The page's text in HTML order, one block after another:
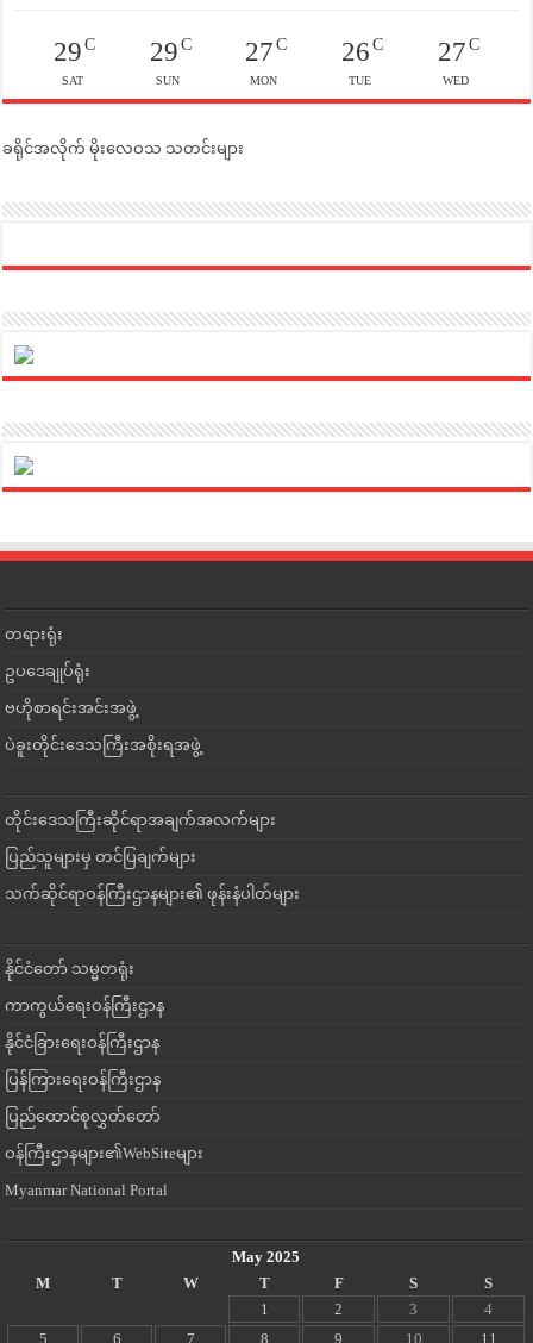
29C
SAT
29C
SUN
27 C
MON
26C
TUE
27C
WED
ခရိုင်အလိုက် မိုးလေဝသ သတင်းများ
တရားရုံး
ဥပဒေချုပ်ရုံး
ဗဟိုစာရင်းအင်းအဖွဲ့
ပဲခူးတိုင်းဒေသကြီးအစိုးရအဖွဲ့
တိုင်းဒေသကြီးဆိုင်ရာအချက်အလက်များ
ပြည်သူများမှ တင်ပြချက်များ
သက်ဆိုင်ရာဝန်ကြီးဌာနများ၏ ဖုန်းနံပါတ်များ
နိုင်ငံတော် သမ္မတရုံး
ကာကွယ်ရေးဝန်ကြီးဌာန
နိုင်ငံခြားရေးဝန်ကြီးဌာန
ပြန်ကြားရေးဝန်ကြီးဌာန
ပြည်ထောင်စုလွှတ်တော်
ဝန်ကြီးဌာနများ၏WebSiteများ
Myanmar National Portal
May 2025
M
T W T F S
S
1
2 3
4
5
6 7 8 9 10 11